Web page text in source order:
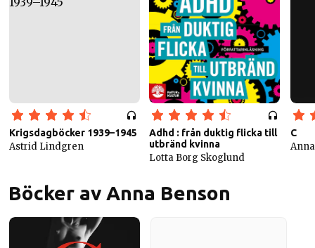
Krigsdagböcker 1939–1945
Astrid Lindgren
Adhd : från duktig flicka till
utbränd kvinna
Lotta Borg Skoglund
C
Böcker av Anna Benson